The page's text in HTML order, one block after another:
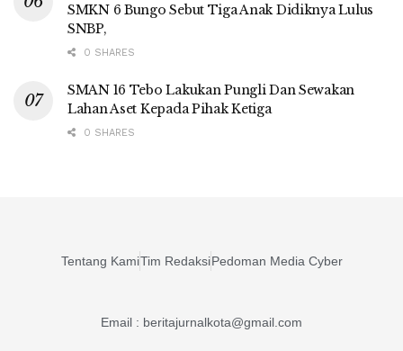
SMKN 6 Bungo Sebut Tiga Anak Didiknya Lulus
SNBP,
0 SHARES
SMAN 16 Tebo Lakukan Pungli Dan Sewakan
Lahan Aset Kepada Pihak Ketiga
0 SHARES
Tentang KamiTim RedaksiPedoman Media Cyber
Email : beritajurnalkota@gmail.com